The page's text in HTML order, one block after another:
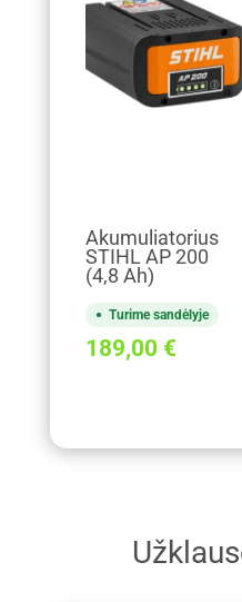
Akumuliatorius
STIHL AP 200
(4,8 Ah)
Turime sandėlyje
189,00 €